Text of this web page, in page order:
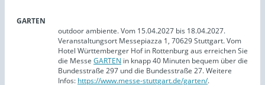
GARTEN
outdoor ambiente. Vom 15.04.2027 bis 18.04.2027.
Veranstaltungsort Messepiazza 1, 70629 Stuttgart. Vom
Hotel Württemberger Hof in Rottenburg aus erreichen Sie
die Messe GARTEN in knapp 40 Minuten bequem über die
Bundesstraße 297 und die Bundesstraße 27. Weitere
Infos: https://www.messe-stuttgart.de/garten/.